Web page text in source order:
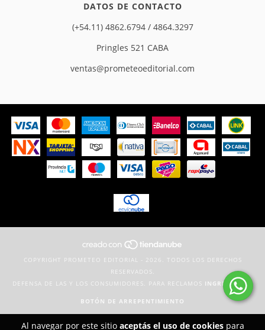
Al navegar por este sitio aceptás el uso de cookiespara
DATOS DE CONTACTO
(+54.11) 4862.6794 / 4864.3297
Pringles 521 CABA
ventas@prometeoeditorial.com
COPYRIGHT PROMETEO EDITORIAL - 2026. TODOS LOS DERECHOS
RESERVADOS.
DEFENSA DE LAS Y LOS CONSUMIDORES. PARA RECLAMOS INGRESÁ ACÁ.
BOTÓN DE ARREPENTIMIENTO